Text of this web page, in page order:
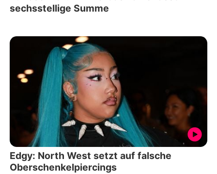
sechsstellige Summe
Edgy: North West setzt auf falsche
Oberschenkelpiercings